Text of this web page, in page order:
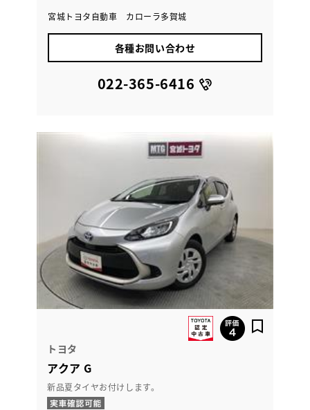
宮城トヨタ自動車 カローラ多賀城
各種お問い合わせ
022-365-6416
トヨタ
アクア G
新品夏タイヤお付けします。